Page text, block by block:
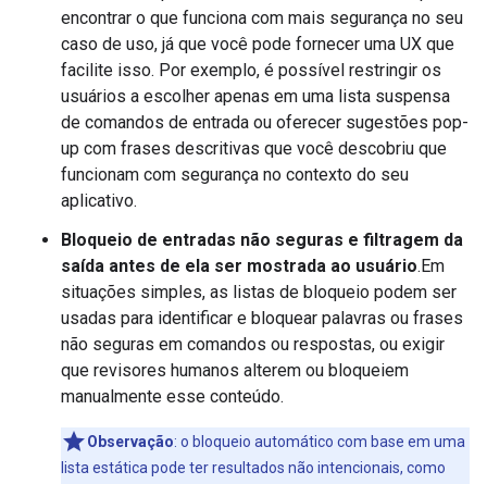
encontrar o que funciona com mais segurança no seu
caso de uso, já que você pode fornecer uma UX que
facilite isso. Por exemplo, é possível restringir os
usuários a escolher apenas em uma lista suspensa
de comandos de entrada ou oferecer sugestões pop-
up com frases descritivas que você descobriu que
funcionam com segurança no contexto do seu
aplicativo.
Bloqueio de entradas não seguras e filtragem da
saída antes de ela ser mostrada ao usuário.Em
situações simples, as listas de bloqueio podem ser
usadas para identificar e bloquear palavras ou frases
não seguras em comandos ou respostas, ou exigir
que revisores humanos alterem ou bloqueiem
manualmente esse conteúdo.
Observação: o bloqueio automático com base em uma
lista estática pode ter resultados não intencionais, como